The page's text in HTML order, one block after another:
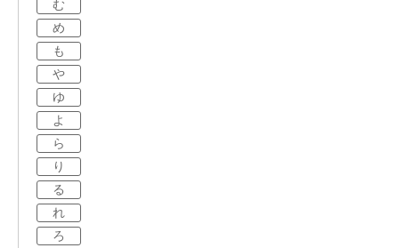
む
め
も
や
ゆ
よ
ら
り
る
れ
ろ